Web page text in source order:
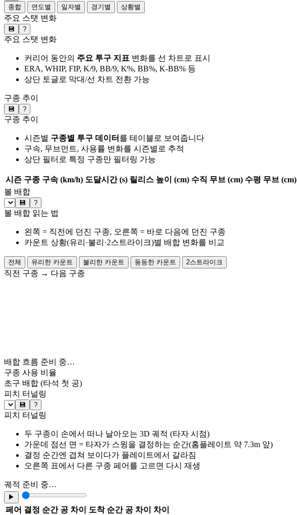
종합
연도별 일자별 경기별 상황별
주요 스탯 변화
💾 ?
주요 스탯 변화
커리어 동안의 주요 투구 지표 변화를 선 차트로 표시
ERA, WHIP, FIP, K/9, BB/9, K%, BB%, K-BB% 등
상단 토글로 막대/선 차트 전환 가능
구종 추이
💾 ?
구종 추이
시즌별 구종별 투구 데이터 를 테이블로 보여줍니다
구속, 무브먼트, 사용률 변화를 시즌별로 추적
상단 필터로 특정 구종만 필터링 가능
시즌 구종 구속 (km/h) 도달시간 (s) 릴리스 높이 (cm) 수직 무브 (cm) 수평 무브 (cm)
볼 배합
💾 ?
볼 배합 읽는 법
왼쪽 = 직전에 던진 구종, 오른쪽 = 바로 다음에 던진 구종
카운트 상황(유리·불리·2스트라이크)별 배합 변화를 비교
전체 유리한 카운트 불리한 카운트 동등한 카운트 2스트라이크
직전 구종 → 다음 구종
배합 흐름 준비 중…
구종 사용 비율
초구 배합 (타석 첫 공)
피치 터널링
💾 ?
피치 터널링
두 구종이 손에서 떠나 날아오는 3D 궤적 (타자 시점)
가운데 점선 면 = 타자가 스윙을 결정하는 순간(홈플레이트 약 7.3m 앞)
결정 순간엔 겹쳐 보이다가 플레이트에서 갈라짐
오른쪽 표에서 다른 구종 페어를 고르면 다시 재생
궤적 준비 중…
▶
페어 결정 순간 공 차이 도착 순간 공 차이
차이